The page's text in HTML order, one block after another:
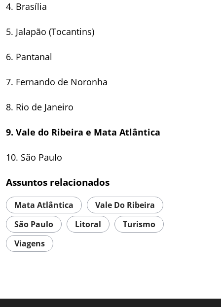
4. Brasília
5. Jalapão (Tocantins)
6. Pantanal
7. Fernando de Noronha
8. Rio de Janeiro
9. Vale do Ribeira e Mata Atlântica
10. São Paulo
Assuntos relacionados
Mata Atlântica
Vale Do Ribeira
São Paulo
Litoral
Turismo
Viagens